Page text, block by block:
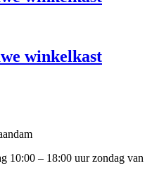
winkelkast
10:00 – 18:00 uur zondag van